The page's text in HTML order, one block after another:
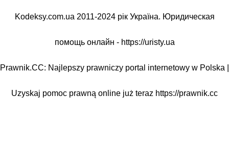
Kodeksy.com.ua 2011-2024 рік Україна. Юридическая
помощь онлайн - https://uristy.ua
Prawnik.CC: Najlepszy prawniczy portal internetowy w Polska |
Uzyskaj pomoc prawną online już teraz https://prawnik.cc